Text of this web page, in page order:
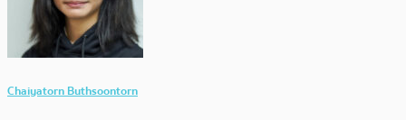
Chaiyatorn Buthsoontorn